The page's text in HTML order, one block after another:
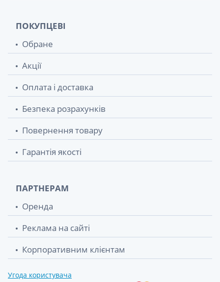
ПОКУПЦЕВІ
Обране
Акції
Оплата і доставка
Безпека розрахунків
Повернення товару
Гарантія якості
ПАРТНЕРАМ
Оренда
Реклама на сайті
Корпоративним клієнтам
Угода користувача